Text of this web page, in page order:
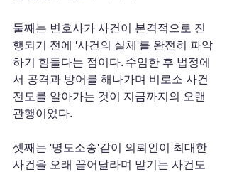
둘째는 변호사가 사건이 본격적으로 진
행되기 전에 '사건의 실체'를 완전히 파악
하기 힘들다는 점이다. 수임한 후 법정에
서 공격과 방어를 해나가며 비로소 사건
전모를 알아가는 것이 지금까지의 오랜
관행이었다.
셋째는 '명도소송'같이 의뢰인이 최대한
사건을 오래 끌어달라며 맡기는 사건도